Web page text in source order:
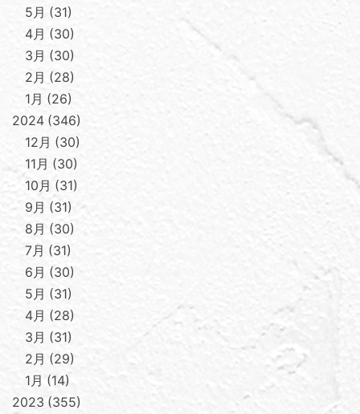
5月
31
4月
30
3月
30
2月
28
1月
26
2024 346
12月
30
11月
30
10月
31
9月
31
8月
30
7月
31
6月
30
5月
31
4月
28
3月
31
2月
29
1月
14
2023 355